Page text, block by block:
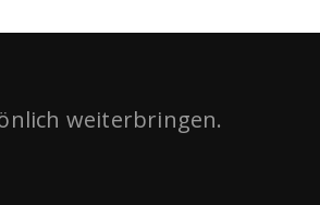
weiterbringen.